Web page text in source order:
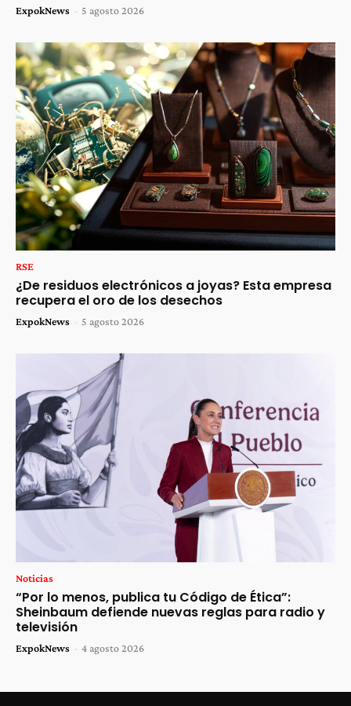
ExpokNews - 5 agosto 2026
RSE
¿De residuos electrónicos a joyas? Esta empresa
recupera el oro de los desechos
ExpokNews - 5 agosto 2026
Noticias
“Por lo menos, publica tu Código de Ética”:
Sheinbaum defiende nuevas reglas para radio y
televisión
ExpokNews - 4 agosto 2026